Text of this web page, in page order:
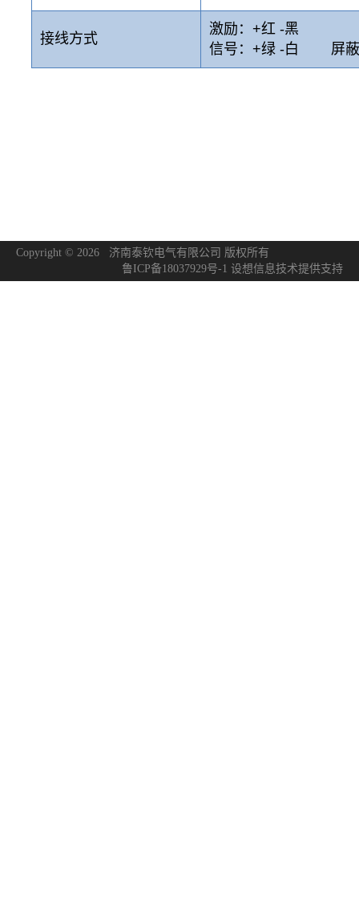
接线方式
激励：+红 -黑
信号：+绿 -白 屏蔽
Copyright © 2026 济南泰钦电气有限公司 版权所有
鲁ICP备18037929号-1 设想信息技术提供支持